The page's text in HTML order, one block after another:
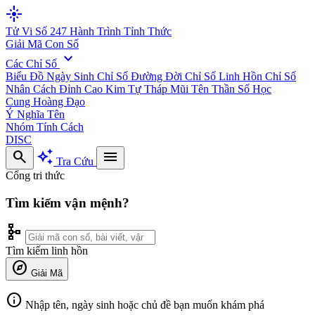
flare
Tử Vi Số 247 Hành Trình Tỉnh Thức
Giải Mã Con Số
Các Chỉ Số expand_more
Biểu Đồ Ngày Sinh Chỉ Số Đường Đời Chỉ Số Linh Hồn Chỉ Số
Nhân Cách Đỉnh Cao Kim Tự Tháp Mũi Tên Thần Số Học
Cung Hoàng Đạo
Ý Nghĩa Tên
Nhóm Tính Cách
DISC
search auto_awesome Tra Cứu menu
Cổng tri thức
Tìm kiếm vận mệnh?
schema
Tìm kiếm linh hồn
explore Giải Mã
info Nhập tên, ngày sinh hoặc chủ đề bạn muốn khám phá